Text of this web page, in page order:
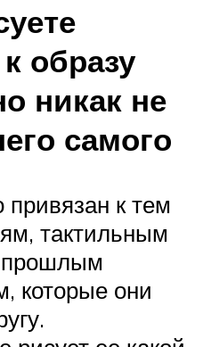
образу
никак не
самого
привязан к тем
тактильным
которые они